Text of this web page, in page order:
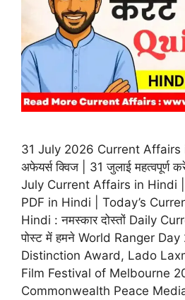
31 July 2026 Current Affairs
अफेयर्स क्विज | 31 जुलाई महत्वपूर्ण
July Current Affairs in Hindi
PDF in Hindi | Today’s
Hindi : नमस्कार दोस्तों Daily
पोस्ट में हमने World Ranger
Distinction Award, Lado
Film Festival of Melbourne
Commonwealth Peace